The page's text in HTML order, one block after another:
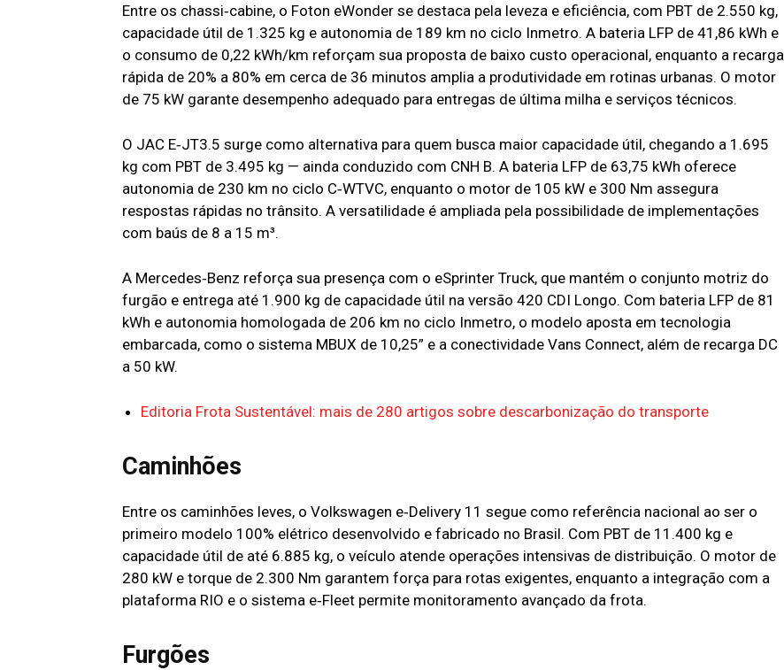
Entre os chassi‑cabine, o Foton eWonder se destaca pela leveza e eficiência, com PBT de 2.550 kg,
capacidade útil de 1.325 kg e autonomia de 189 km no ciclo Inmetro. A bateria LFP de 41,86 kWh e
o consumo de 0,22 kWh/km reforçam sua proposta de baixo custo operacional, enquanto a recarga
rápida de 20% a 80% em cerca de 36 minutos amplia a produtividade em rotinas urbanas. O motor
de 75 kW garante desempenho adequado para entregas de última milha e serviços técnicos.
O JAC E‑JT3.5 surge como alternativa para quem busca maior capacidade útil, chegando a 1.695
kg com PBT de 3.495 kg — ainda conduzido com CNH B. A bateria LFP de 63,75 kWh oferece
autonomia de 230 km no ciclo C‑WTVC, enquanto o motor de 105 kW e 300 Nm assegura
respostas rápidas no trânsito. A versatilidade é ampliada pela possibilidade de implementações
com baús de 8 a 15 m³.
A Mercedes‑Benz reforça sua presença com o eSprinter Truck, que mantém o conjunto motriz do
furgão e entrega até 1.900 kg de capacidade útil na versão 420 CDI Longo. Com bateria LFP de 81
kWh e autonomia homologada de 206 km no ciclo Inmetro, o modelo aposta em tecnologia
embarcada, como o sistema MBUX de 10,25” e a conectividade Vans Connect, além de recarga DC
a 50 kW.
Editoria Frota Sustentável: mais de 280 artigos sobre descarbonização do transporte
Caminhões
Entre os caminhões leves, o Volkswagen e‑Delivery 11 segue como referência nacional ao ser o
primeiro modelo 100% elétrico desenvolvido e fabricado no Brasil. Com PBT de 11.400 kg e
capacidade útil de até 6.885 kg, o veículo atende operações intensivas de distribuição. O motor de
280 kW e torque de 2.300 Nm garantem força para rotas exigentes, enquanto a integração com a
plataforma RIO e o sistema e‑Fleet permite monitoramento avançado da frota.
Furgões